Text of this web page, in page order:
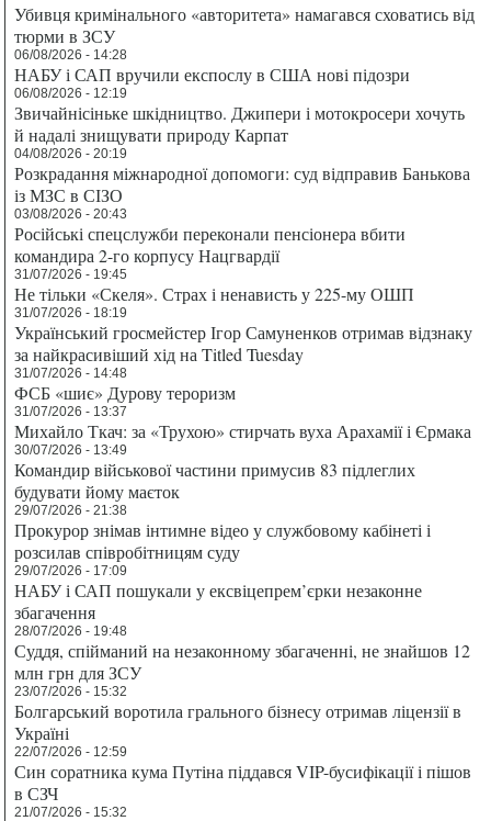
Убивця кримінального «авторитета» намагався сховатись від
тюрми в ЗСУ
06/08/2026 - 14:28
НАБУ і САП вручили експослу в США нові підозри
06/08/2026 - 12:19
Звичайнісіньке шкідництво. Джипери і мотокросери хочуть
й надалі знищувати природу Карпат
04/08/2026 - 20:19
Розкрадання міжнародної допомоги: суд відправив Банькова
із МЗС в СІЗО
03/08/2026 - 20:43
Російські спецслужби переконали пенсіонера вбити
командира 2-го корпусу Нацгвардії
31/07/2026 - 19:45
Не тільки «Скеля». Страх і ненависть у 225-му ОШП
31/07/2026 - 18:19
Український гросмейстер Ігор Самуненков отримав відзнаку
за найкрасивіший хід на Titled Tuesday
31/07/2026 - 14:48
ФСБ «шиє» Дурову тероризм
31/07/2026 - 13:37
Михайло Ткач: за «Трухою» стирчать вуха Арахамії і Єрмака
30/07/2026 - 13:49
Командир військової частини примусив 83 підлеглих
будувати йому маєток
29/07/2026 - 21:38
Прокурор знімав інтимне відео у службовому кабінеті і
розсилав співробітницям суду
29/07/2026 - 17:09
НАБУ і САП пошукали у ексвіцепрем’єрки незаконне
збагачення
28/07/2026 - 19:48
Суддя, спійманий на незаконному збагаченні, не знайшов 12
млн грн для ЗСУ
23/07/2026 - 15:32
Болгарський воротила грального бізнесу отримав ліцензії в
Україні
22/07/2026 - 12:59
Син соратника кума Путіна піддався VIP-бусифікації і пішов
в СЗЧ
21/07/2026 - 15:32